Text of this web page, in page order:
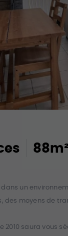
s 88m²
un
moyens de
2010 saura vous